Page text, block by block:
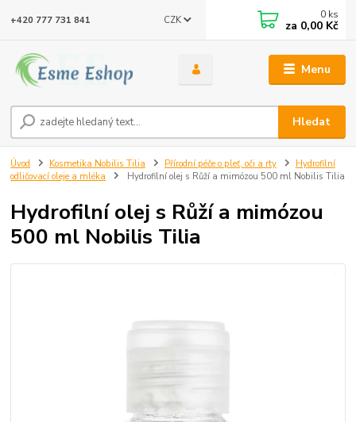
Menu
CZK
Hledat
+420 777 731 841 0 ks
za 0,00 Kč
Úvod Kosmetika Nobilis Tilia Přírodní péče o pleť, oči a rty
Hydrofilní
odličovací oleje a mléka
Hydrofilní olej s Růží a mimózou 500 ml Nobilis Tilia
Hydrofilní olej s Růží a mimózou
500 ml Nobilis Tilia